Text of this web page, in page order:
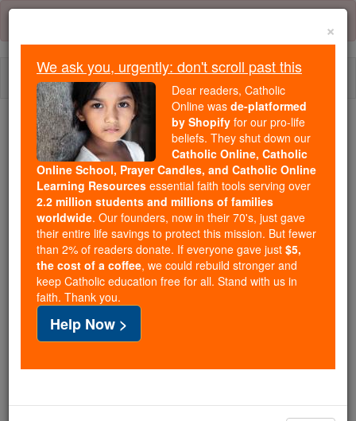
Skip
content
Trending:
Daily Reading for Thursday, October ...
Today's Reading The Mysteries of the Rosary
Judas - Capítulo 1
Judas ⌄ Chapter 1 ⌄
De Judas, servo de Jesus Cristo e irmão de Tiago,
para aqueles que são chamados, para aqueles que
×
We ask you, urgently: don't scroll past this
Dear readers, Catholic
Online was de-platformed
by Shopify for our pro-life
beliefs. They shut down our
Catholic Online, Catholic
Online School, Prayer Candles, and Catholic Online
Learning Resources essential faith tools serving over
2.2 million students and millions of families
worldwide. Our founders, now in their 70's, just gave
their entire life savings to protect this mission. But fewer
than 2% of readers donate. If everyone gave just $5,
the cost of a coffee, we could rebuild stronger and
keep Catholic education free for all. Stand with us in
faith. Thank you.
Help Now >